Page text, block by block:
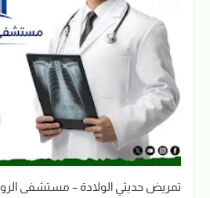
تمريض حديثي الولادة – مستشفى